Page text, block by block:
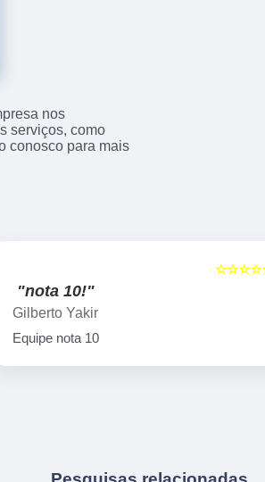
nos
serviços, como
conosco para mais
"nota 10!"
Gilberto Yakir
Equipe nota 10